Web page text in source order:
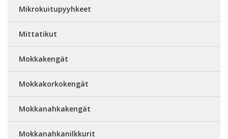
Mikrokuitupyyhkeet
Mittatikut
Mokkakengät
Mokkakorkokengät
Mokkanahkakengät
Mokkanahkanilkkurit